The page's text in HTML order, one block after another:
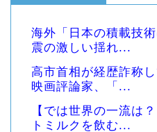
海外「日本の積載技
震の激しい揺れ...
高市首相が経歴詐称
映画評論家、「...
【では世界の一流は
トミルクを飲む...